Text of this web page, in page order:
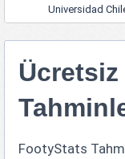
Universidad
FootyStats